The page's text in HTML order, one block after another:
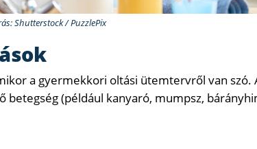
Shutterstock / PuzzlePix
a gyermekkori oltási ütemtervről van szó.
betegség (például kanyaró, mumpsz,